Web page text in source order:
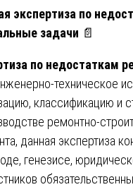
экспертиза по
задачи 📄
по недостаткам
техническое
классификацию и
ремонтно-
данная экспертиза
генезисе,